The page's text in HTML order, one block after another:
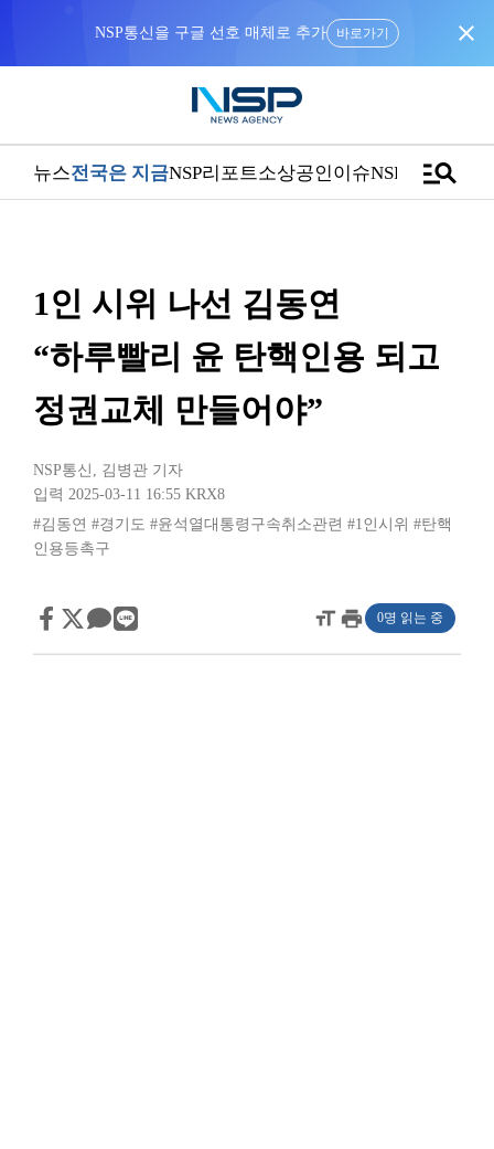
NSP통신을 구글 선호 매체로 추가 바로가기 close
뉴스전국은 지금NSP리포트소상공인이슈NSPTVmanage_search
1인 시위 나선 김동연
“하루빨리 윤 탄핵인용 되고
정권교체 만들어야”
NSP통신 , 김병관 기자
입력 2025-03-11 16:55 KRX8
#김동연 #경기도 #윤석열대통령구속취소관련 #1인시위 #탄핵
인용등촉구
format_sizeprint 0명 읽는 중